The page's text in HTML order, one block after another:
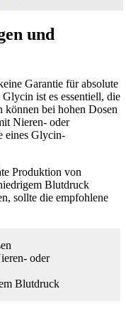
und
Garantie für absolute
ist es essentiell, die
können bei hohen Dosen
Nieren- oder
eines Glycin-
Produktion von
Blutdruck
sollte die empfohlene
oder
Blutdruck